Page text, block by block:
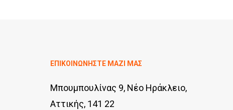
ΕΠΙΚΟΙΝΩΝΗΣΤΕ ΜΑΖΙ ΜΑΣ
Μπουμπουλίνας 9, Νέο Ηράκλειο,
Αττικής, 141 22